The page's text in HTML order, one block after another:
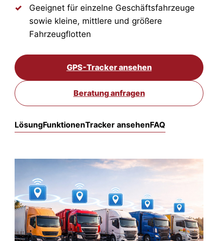
Geeignet für einzelne Geschäftsfahrzeuge
sowie kleine, mittlere und größere
Fahrzeugflotten
GPS-Tracker ansehen
Beratung anfragen
LösungFunktionenTracker ansehenFAQ